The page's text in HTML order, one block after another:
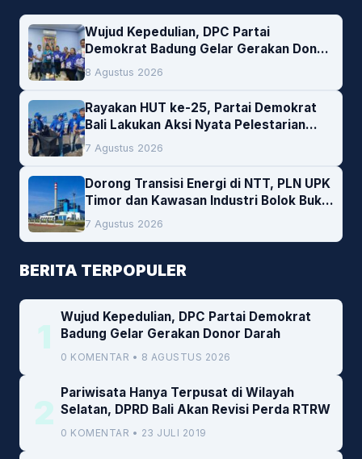
Wujud Kepedulian, DPC Partai
Demokrat Badung Gelar Gerakan Donor
Darah
8 Agustus 2026
Rayakan HUT ke-25, Partai Demokrat
Bali Lakukan Aksi Nyata Pelestarian
Lingkungan
7 Agustus 2026
Dorong Transisi Energi di NTT, PLN UPK
Timor dan Kawasan Industri Bolok Buka
Peluang Investasi Woodchip untuk
Cofiring PLTU Bolok
7 Agustus 2026
BERITA TERPOPULER
1
Wujud Kepedulian, DPC Partai Demokrat
Badung Gelar Gerakan Donor Darah
0 KOMENTAR • 8 AGUSTUS 2026
2
Pariwisata Hanya Terpusat di Wilayah
Selatan, DPRD Bali Akan Revisi Perda RTRW
0 KOMENTAR • 23 JULI 2019